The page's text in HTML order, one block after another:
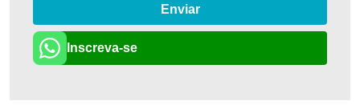
Enviar
Inscreva-se